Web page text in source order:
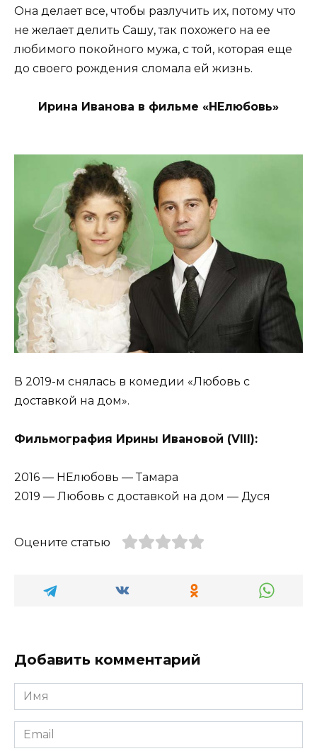
Она делает все, чтобы разлучить их, потому что
не желает делить Сашу, так похожего на ее
любимого покойного мужа, с той, которая еще
до своего рождения сломала ей жизнь.
Ирина Иванова в фильме «НЕлюбовь»
В 2019-м снялась в комедии «Любовь с
доставкой на дом».
Фильмография Ирины Ивановой (VIII):
2016 — НЕлюбовь — Тамара
2019 — Любовь с доставкой на дом — Дуся
Оцените статью
Добавить комментарий
Имя
*
Email
*